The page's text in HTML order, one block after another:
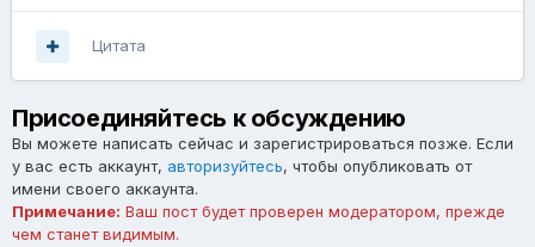
Цитата
Присоединяйтесь к обсуждению
Вы можете написать сейчас и зарегистрироваться позже. Если
у вас есть аккаунт, авторизуйтесь, чтобы опубликовать от
имени своего аккаунта.
Примечание: Ваш пост будет проверен модератором, прежде
чем станет видимым.